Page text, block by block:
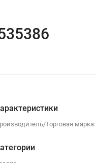
Торговая марка: